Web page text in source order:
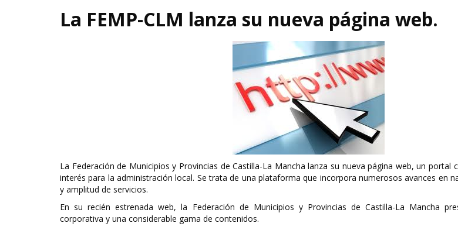
La FEMP-CLM lanza su nueva página web.
La Federación de Municipios y Provincias de Castilla-La Mancha lanza su nueva página web, un portal
interés para la administración local. Se trata de una plataforma que incorpora numerosos avances en
y amplitud de servicios.
En su recién estrenada web, la Federación de Municipios y Provincias de Castilla-La Mancha
corporativa y una considerable gama de contenidos.